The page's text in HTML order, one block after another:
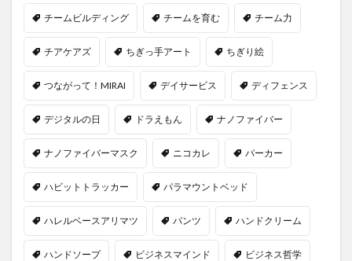
チームビルディング チームを育む チーム力
チアケアズ ちぎっ手アート ちぎり絵
つながって！MIRAI デイサービス ディフェンス
デジタルの日 ドラえもん ナノファイバー
ナノファイバーマスク ニコカレ パーカー
ハビットトラッカー パラマウントベッド
ハレルベースアリマツ パンツ ハンドクリーム
ハンドソープ ビジネスマインド ビジネス哲学